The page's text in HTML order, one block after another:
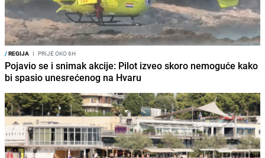
/REGIJA I PRIJE OKO 6H
Pojavio se i snimak akcije: Pilot izveo skoro nemoguće kako
bi spasio unesrećenog na Hvaru